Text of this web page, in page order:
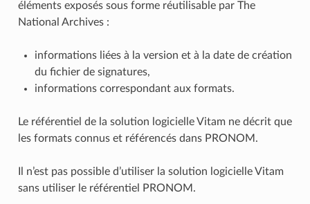
éléments exposés sous forme réutilisable par The
National Archives :
informations liées à la version et à la date de création
du fichier de signatures,
informations correspondant aux formats.
Le référentiel de la solution logicielle Vitam ne décrit que
les formats connus et référencés dans PRONOM.
Il n’est pas possible d’utiliser la solution logicielle Vitam
sans utiliser le référentiel PRONOM.